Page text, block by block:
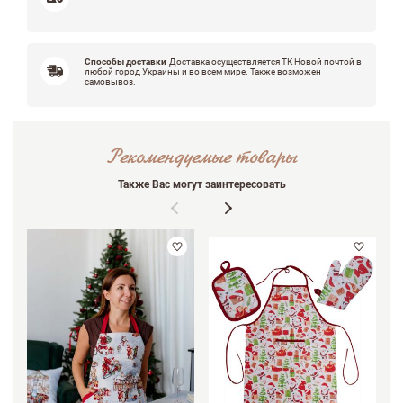
Способы доставки Доставка осуществляется ТК Новой почтой в
любой город Украины и во всем мире. Также возможен
самовывоз.
Рекомендуемые товары
Также Вас могут заинтересовать